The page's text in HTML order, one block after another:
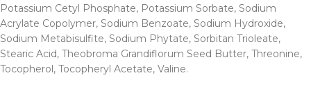
Potassium Cetyl Phosphate, Potassium Sorbate, Sodium
Acrylate Copolymer, Sodium Benzoate, Sodium Hydroxide,
Sodium Metabisulfite, Sodium Phytate, Sorbitan Trioleate,
Stearic Acid, Theobroma Grandiflorum Seed Butter, Threonine,
Tocopherol, Tocopheryl Acetate, Valine.